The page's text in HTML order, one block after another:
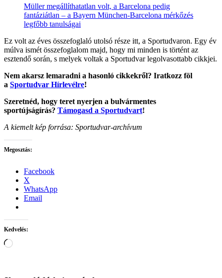
Müller megállíthatatlan volt, a Barcelona pedig
fantáziátlan – a Bayern München-Barcelona mérkőzés
legfőbb tanulságai
Ez volt az éves összefoglaló utolsó része itt, a Sportudvaron. Egy év
múlva ismét összefoglalom majd, hogy mi minden is történt az
esztendő során, s melyek voltak a Sportudvar legolvasottabb cikkjei.
Nem akarsz lemaradni a hasonló cikkekről? Iratkozz föl
a Sportudvar Hírlevélre!
Szeretnéd, hogy teret nyerjen a bulvármentes
sportújságírás? Támogasd a Sportudvart!
A kiemelt kép forrása: Sportudvar-archívum
Megosztás:
Facebook
X
WhatsApp
Email
Kedvelés:
Loading…